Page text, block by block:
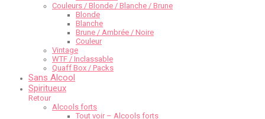
Couleurs / Blonde / Blanche / Brune
Blonde
Blanche
Brune / Ambrée / Noire
Couleur
Vintage
WTF / Inclassable
Quaff Box / Packs
Sans Alcool
Spiritueux
Retour
Alcools forts
Tout voir – Alcools forts